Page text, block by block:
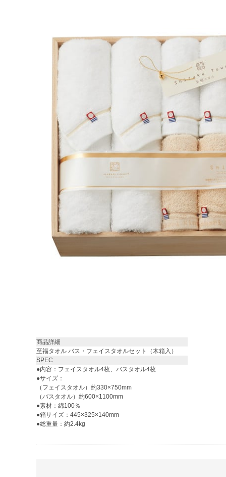
商品詳細
至福タオル バス・フェイスタオルセット（木箱入）
SPEC
●内容：フェイスタオル4枚、バスタオル4枚
●サイズ：
（フェイスタオル）約330×750mm
（バスタオル）約600×1100mm
●素材：綿100％
●箱サイズ：445×325×140mm
●総重量：約2.4kg